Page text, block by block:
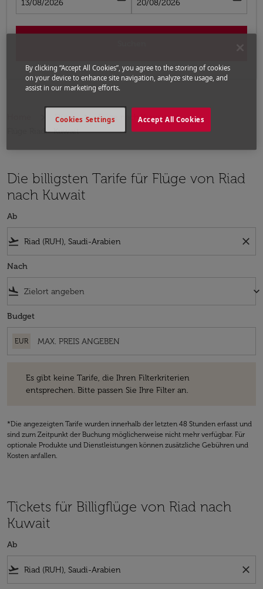
13/08/2026 20/08/2026
Flüge
Flüge nach Kuwait
Flüge Riad - Kuwait
Die billigsten Tarife für Flüge von Riad
nach Kuwait
Ab
flight_takeoff close
Nach
flight_land keyboard_arrow_down
Budget
EUR
Es gibt keine Tarife, die Ihren Filterkriterien
entsprechen. Bitte passen Sie Ihre Filter an.
*Die angezeigten Tarife wurden innerhalb der letzten 48 Stunden erfasst und
sind zum Zeitpunkt der Buchung möglicherweise nicht mehr verfügbar. Für
optionale Produkte und Dienstleistungen können zusätzliche Gebühren und
Kosten anfallen.
Tickets für Billigflüge von Riad nach
Kuwait
Ab
flight_takeoff close
By clicking “Accept All Cookies”, you agree to the storing of cookies
on your device to enhance site navigation, analyze site usage, and
assist in our marketing efforts.
Accept All Cookies
Cookies Settings